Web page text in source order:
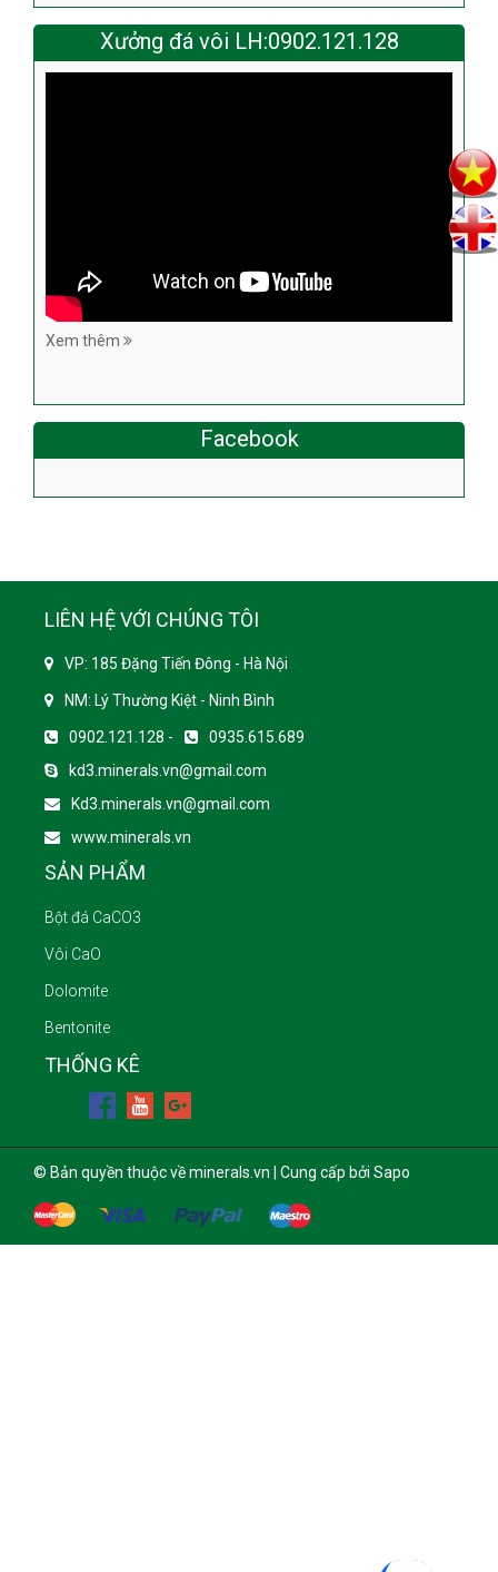
Xưởng đá vôi LH:0902.121.128
Xem thêm
Facebook
LIÊN HỆ VỚI CHÚNG TÔI
VP: 185 Đặng Tiến Đông - Hà Nội
NM: Lý Thường Kiệt - Ninh Bình
0902.121.128 -
0935.615.689
kd3.minerals.vn@gmail.com
Kd3.minerals.vn@gmail.com
www.minerals.vn
SẢN PHẨM
Bột đá CaCO3
Vôi CaO
Dolomite
Bentonite
THỐNG KÊ
© Bản quyền thuộc về minerals.vn | Cung cấp bởi Sapo